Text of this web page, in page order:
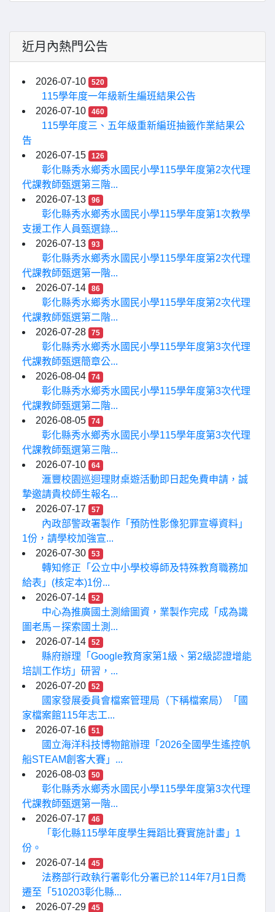
近月內熱門公告
2026-07-10 520
115學年度一年級新生編班結果公告
2026-07-10
460
115學年度三、五年級重新編班抽籤作業結果公
告
2026-07-15
126
彰化縣秀水鄉秀水國民小學115學年度第2次代理
代課教師甄選第三階...
2026-07-13
96
彰化縣秀水鄉秀水國民小學115學年度第1次教學
支援工作人員甄選錄...
2026-07-13
93
彰化縣秀水鄉秀水國民小學115學年度第2次代理
代課教師甄選第一階...
2026-07-14
86
彰化縣秀水鄉秀水國民小學115學年度第2次代理
代課教師甄選第二階...
2026-07-28
75
彰化縣秀水鄉秀水國民小學115學年度第3次代理
代課教師甄選簡章公...
2026-08-04
74
彰化縣秀水鄉秀水國民小學115學年度第3次代理
代課教師甄選第二階...
2026-08-05
74
彰化縣秀水鄉秀水國民小學115學年度第3次代理
代課教師甄選第三階...
2026-07-10
64
滙豐校園巡迴理財桌遊活動即日起免費申請，誠
摯邀請貴校師生報名...
2026-07-17
57
內政部警政署製作「預防性影像犯罪宣導資料」
1份，請學校加強宣...
2026-07-30
53
轉知修正「公立中小學校導師及特殊教育職務加
給表」(核定本)1份...
2026-07-14
52
中心為推廣國土測繪圖資，業製作完成「成為識
圖老馬－探索國土測...
2026-07-14
52
縣府辦理「Google教育家第1級、第2級認證增能
培訓工作坊」研習，...
2026-07-20
52
國家發展委員會檔案管理局（下稱檔案局）「國
家檔案館115年志工...
2026-07-16
51
國立海洋科技博物館辦理「2026全國學生遙控帆
船STEAM創客大賽」...
2026-08-03
50
彰化縣秀水鄉秀水國民小學115學年度第3次代理
代課教師甄選第一階...
2026-07-17
46
「彰化縣115學年度學生舞蹈比賽實施計畫」1
份。
2026-07-14
45
法務部行政執行署彰化分署已於114年7月1日喬
遷至「510203彰化縣...
2026-07-29
45